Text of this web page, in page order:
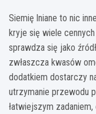
Siemię lniane to nic
kryje się wiele
sprawdza się jako
zwłaszcza kwasów
dodatkiem dostarczy
utrzymanie przewodu
łatwiejszym